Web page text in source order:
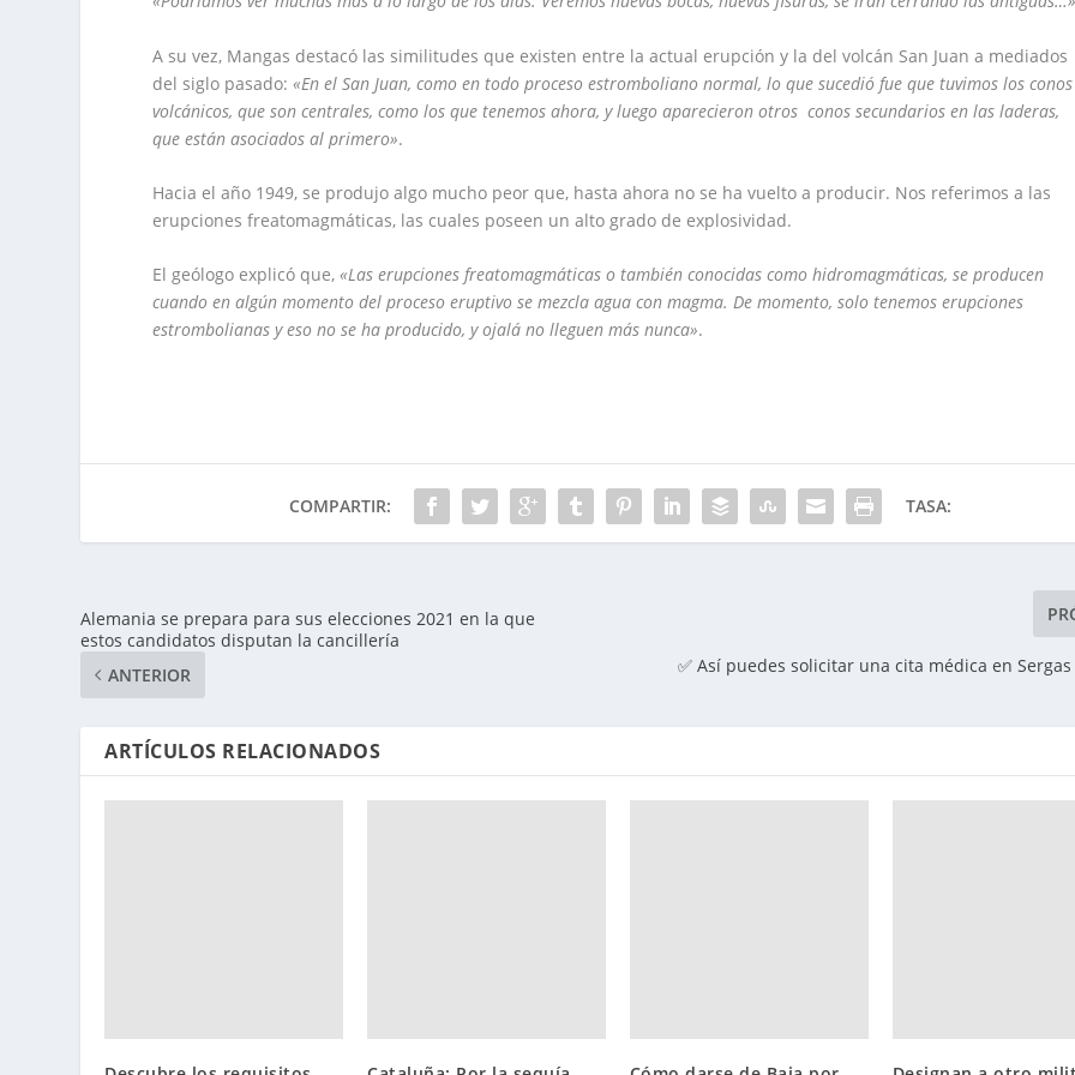
A su vez, Mangas destacó las similitudes que existen entre la actual erupción y la del volcán San Juan a mediados
del siglo pasado:«En el San Juan, como en todo proceso estromboliano normal, lo que sucedió fue que tuvimos los conos
volcánicos, que son centrales, como los que tenemos ahora, y luego aparecieron otros conos secundarios en las laderas,
que están asociados al primero».
Hacia el año 1949, se produjo algo mucho peor que, hasta ahora no se ha vuelto a producir. Nos referimos a las
erupciones freatomagmáticas, las cuales poseen un alto grado de explosividad.
El geólogo explicó que,«Las erupciones freatomagmáticas o también conocidas como hidromagmáticas, se producen
cuando en algún momento del proceso eruptivo se mezcla agua con magma. De momento, solo tenemos erupciones
estrombolianas y eso no se ha producido, y ojalá no lleguen más nunca».
COMPARTIR: TASA:
Alemania se prepara para sus elecciones 2021 en la que
estos candidatos disputan la cancillería
ANTERIOR
✅ Así puedes solicitar una cita médica en Sergas
ARTÍCULOS RELACIONADOS